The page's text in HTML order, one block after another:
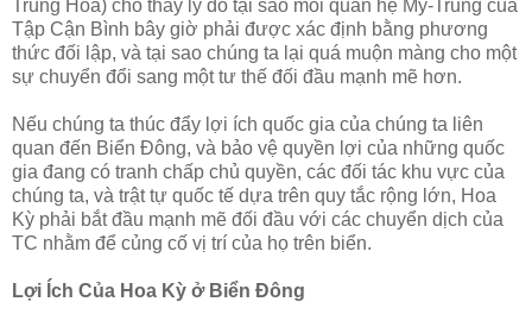
Trung Hoa) cho thấy lý do tại sao mối quan hệ Mỹ-Trung của
Tập Cận Bình bây giờ phải được xác định bằng phương
thức đối lập, và tại sao chúng ta lại quá muộn màng cho một
sự chuyển đổi sang một tư thế đối đầu mạnh mẽ hơn.
Nếu chúng ta thúc đẩy lợi ích quốc gia của chúng ta liên
quan đến Biển Đông, và bảo vệ quyền lợi của những quốc
gia đang có tranh chấp chủ quyền, các đối tác khu vực của
chúng ta, và trật tự quốc tế dựa trên quy tắc rộng lớn, Hoa
Kỳ phải bắt đầu mạnh mẽ đối đầu với các chuyển dịch của
TC nhằm để củng cố vị trí của họ trên biển.
Lợi Ích Của Hoa Kỳ ở Biển Đông